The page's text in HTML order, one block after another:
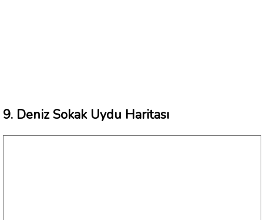
9. Deniz Sokak Uydu Haritası